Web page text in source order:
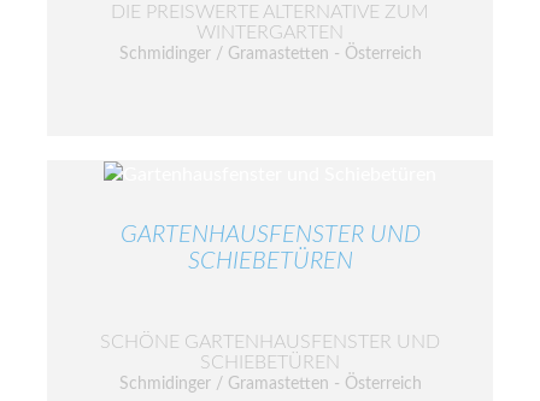
DIE PREISWERTE ALTERNATIVE ZUM
WINTERGARTEN
Schmidinger / Gramastetten - Österreich
GARTENHAUSFENSTER UND
SCHIEBETÜREN
SCHÖNE GARTENHAUSFENSTER UND
SCHIEBETÜREN
Schmidinger / Gramastetten - Österreich